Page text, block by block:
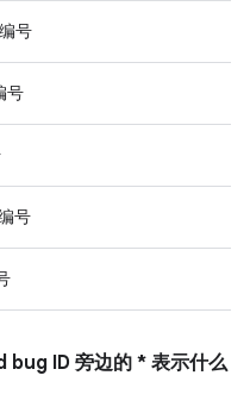
号
号
号
bug ID 旁边的 * 表示什么